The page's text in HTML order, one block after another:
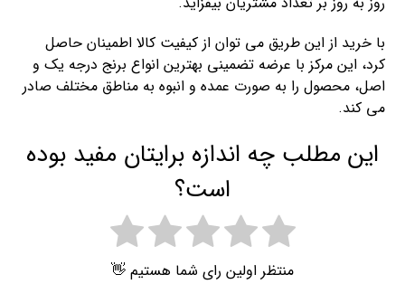
با خرید از این طریق می توان از کیفیت کالا اطمینان حاصل
کرد، این مرکز با عرضه تضمینی بهترین انواع برنج درجه یک و
اصل، محصول را به صورت عمده و انبوه به مناطق مختلف صادر
می کند.
این مطلب چه اندازه برایتان مفید بوده
است؟
منتظر اولین رای شما هستیم 👋